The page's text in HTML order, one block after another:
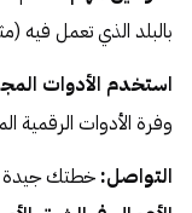
بالبلد الذي تعمل فيه
استخدم الأدوات
وفرة الأدوات الرقمية
التواصل: خطتك جيدة